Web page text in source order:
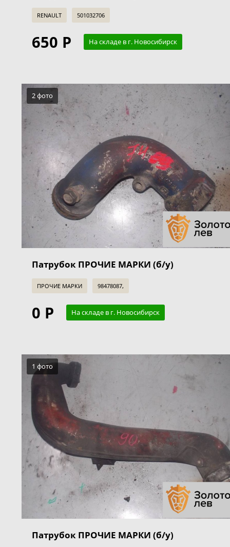
RENAULT 501032706
650 Р На складе в г. Новосибирск
2 фото
Патрубок ПРОЧИЕ МАРКИ (б/у)
ПРОЧИЕ МАРКИ 98478087,
0 Р На складе в г. Новосибирск
1 фото
Патрубок ПРОЧИЕ МАРКИ (б/у)